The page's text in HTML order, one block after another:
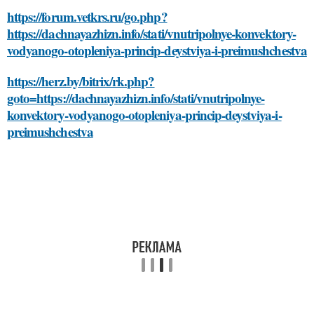
https://forum.vetkrs.ru/go.php?
https://dachnayazhizn.info/stati/vnutripolnye-konvektory-
vodyanogo-otopleniya-princip-deystviya-i-preimushchestva
https://herz.by/bitrix/rk.php?
goto=https://dachnayazhizn.info/stati/vnutripolnye-
konvektory-vodyanogo-otopleniya-princip-deystviya-i-
preimushchestva